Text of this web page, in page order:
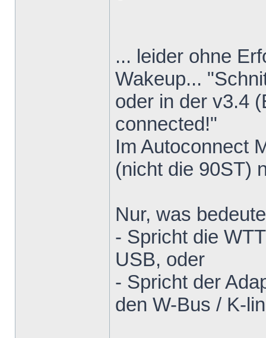
... leider ohne
Wakeup...
oder in der v3.4
connected!"
Im Autoconnect
(nicht die 90ST)
Nur, was
- Spricht die
USB, oder
- Spricht der
den W-Bus / K-